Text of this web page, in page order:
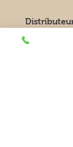
7j/7